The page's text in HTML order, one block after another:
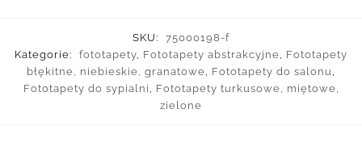
SKU:
75000198-f
Kategorie:
fototapety, Fototapety abstrakcyjne, Fototapety
błękitne, niebieskie, granatowe, Fototapety do salonu ,
Fototapety do sypialni , Fototapety turkusowe, miętowe,
zielone